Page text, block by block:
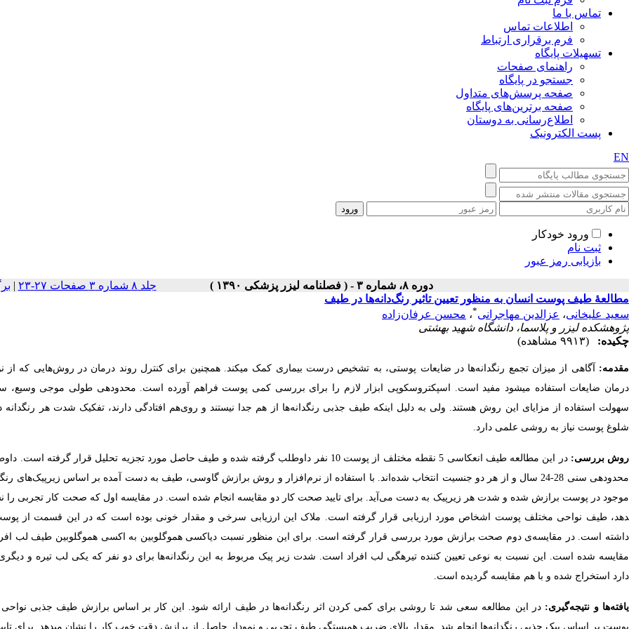
تماس با ما
اطلاعات تماس
فرم برقراری ارتباط
تسهیلات پایگاه
راهنمای صفحات
جستجو در پایگاه
صفحه پرسش‌های متداول
صفحه برترین‌های پایگاه
اطلاع‌رسانی به دوستان
پست الکترونیک
EN
ورود خودکار
ثبت نام
بازیابی رمز عبور
دوره ۸، شماره ۳ - ( فصلنامه لیزر پزشکی ۱۳۹۰ ) جلد ۸ شماره ۳ صفحات ۲۷-۲۳ |
مطالعۀ طیف پوست انسان به منظور تعیین تاثیر رنگ‌دانه‌ها در طیف
سعید علیخانی، عزالدین مهاجرانی*، محسن عرفان‌زاده
پژوهشکده لیزر و پلاسما، دانشگاه شهید بهشتی
چکیده:
(۹۹۱۳ مشاهده)
مقدمه:
آگاهی از میزان تجمع رنگ­دانه‌­ها در ضایعات پوستی، به تشخیص درست بیماری کمک می­کند. همچنین برای کنترل روند درمان در روش‌­هایی که از
درمان ضایعات استفاده می­شود مفید است. اسپکتروسکوپی ابزار لازم را برای بررسی کمی پوست فراهم آورده است. محدوده­ی طولی موجی وسیع،
سهولت استفاده از مزایای این روش هستند. ولی به دلیل اینکه طیف جذبی رنگ­دانه­‌ها از هم جدا نیستند و روی­‌هم افتادگی دارند، تفکیک شدت هر
شلوغ پوست نیاز به روشی علمی دارد.
روش بررسی:
در این مطالعه طیف انعکاسی 5 نقطه مختلف از پوست 10 نفر داوطلب گرفته شده و طیف حاصل مورد تجزیه تحلیل قرار گرفته است.
محدوده­ی سنی 28-24 سال و از هر دو جنسیت انتخاب شده­‌اند. با استفاده از نرم­‌افزار و روش برازش گاوسی، طیف به دست آمده بر اساس زیرپیک­‌های
در پوست برازش شده و شدت هر زیرپیک به دست می­‌آید. برای تایید صحت کار دو مقایسه انجام شده است. در مقایسه اول که صحت کار تجربی را
دهد، طیف نواحی مختلف پوست اشخاص مورد ارزیابی قرار گرفته است. ملاک این ارزیابی سرخی و مقدار خونی بوده است که در این قسمت از
داشته است. در مقایسه­‌ی دوم صحت برازش مورد بررسی قرار گرفته است. برای این منظور نسبت دی­اکسی هموگلوبین به اکسی هموگلوبین طیف لب
مقایسه شده است. این نسبت به نوعی تعیین کننده تیره­گی لب افراد است. شدت زیر پیک مربوط به این رنگ­دانه­‌ها برای دو نفر که یکی لب تیره و
دارد استخراج شده و با هم مقایسه گردیده است.
یافته‌­ها و نتیجه­‌گیری: در این مطالعه سعی شد تا روشی برای کمی کردن اثر رنگ­دانه‌­ها در طیف ارائه شود. این کار بر اساس برازش طیف جذبی
پوست بر اساس پیک جذبی رنگ­دانه­‌ها انجام شد. مقدار بالای ضریب همبستگی طیف تجربی و نمودار حاصل از برازش دقت خوب کار را نشان می­دهد. برای